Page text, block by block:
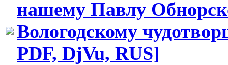
нашему Павлу
Вологодскому
PDF, DjVu, RUS]